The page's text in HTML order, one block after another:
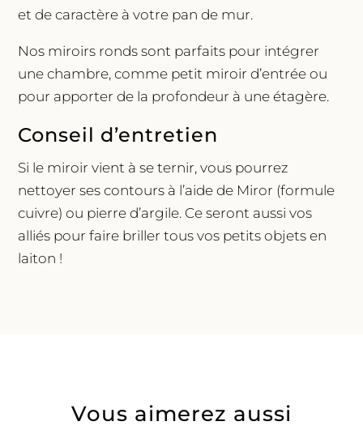
et de caractère à votre pan de mur.
Nos miroirs ronds sont parfaits pour intégrer
une chambre, comme petit miroir d’entrée ou
pour apporter de la profondeur à une étagère.
Conseil d’entretien
Si le miroir vient à se ternir, vous pourrez
nettoyer ses contours à l’aide de Miror (formule
cuivre) ou pierre d’argile. Ce seront aussi vos
alliés pour faire briller tous vos petits objets en
laiton !
Vous aimerez aussi